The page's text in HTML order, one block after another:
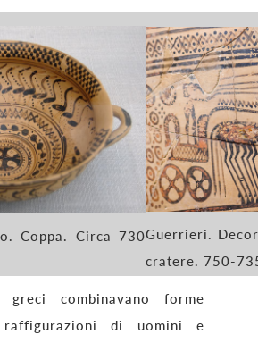
Coppa. Circa 730Guerrieri.
cratere. 750-
combinavano forme
raffigurazioni di uomini e